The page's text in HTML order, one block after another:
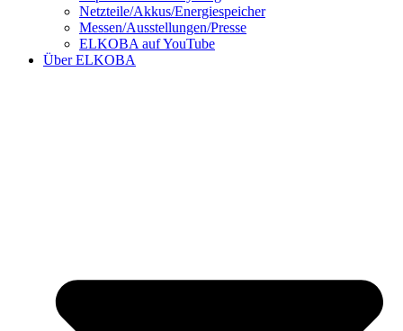
Netzteile/Akkus/Energiespeicher
Messen/Ausstellungen/Presse
ELKOBA auf YouTube
Über ELKOBA